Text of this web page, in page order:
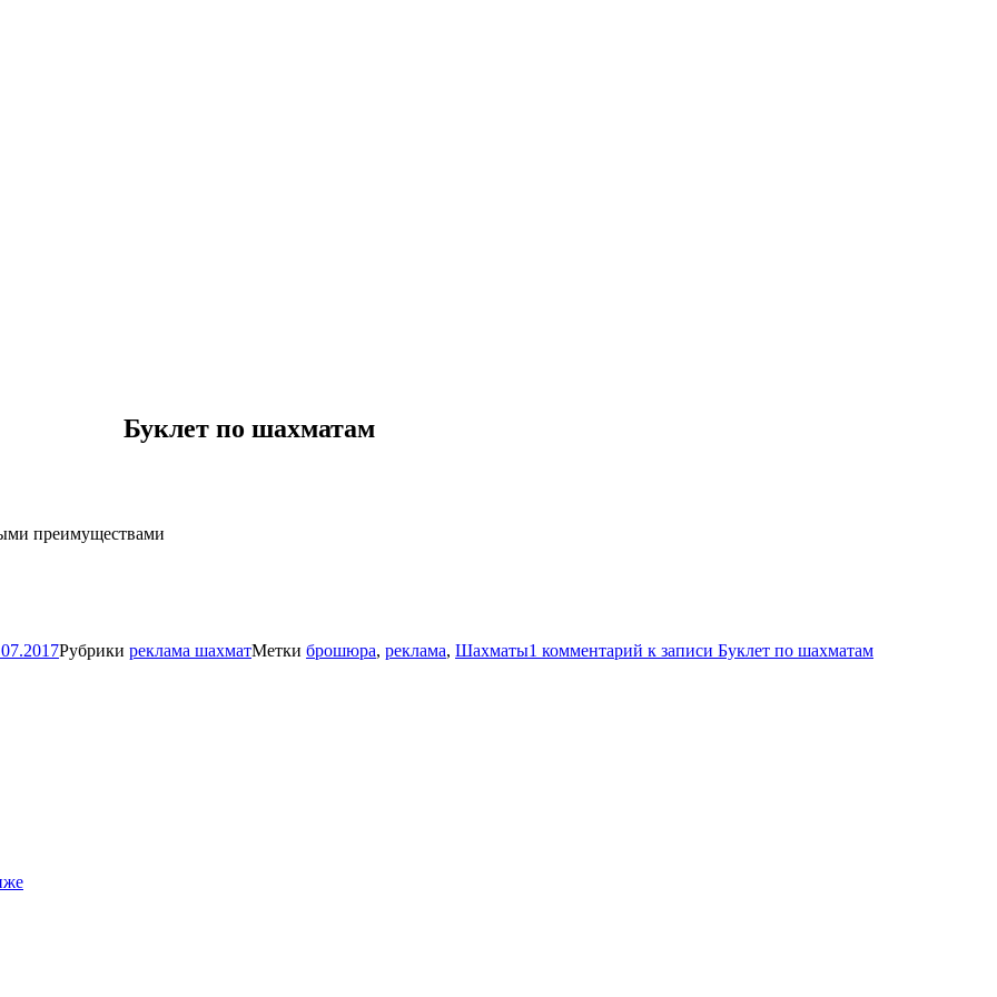
Буклет по шахматам
преимуществами
Рубрики реклама шахматМетки брошюра, реклама, Шахматы1 комментарий к записи Буклет по шахматам